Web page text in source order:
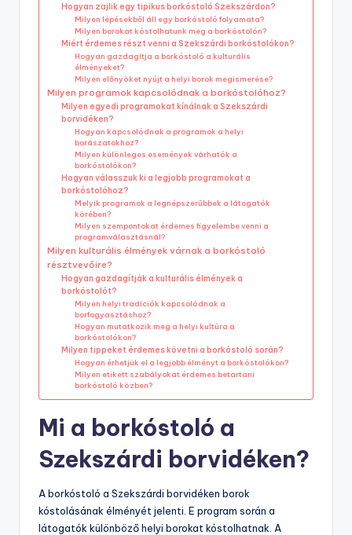
Hogyan zajlik egy tipikus borkóstoló Szekszárdon?
Milyen lépésekből áll egy borkóstoló folyamata?
Milyen borokat kóstolhatunk meg a borkóstolón?
Miért érdemes részt venni a Szekszárdi borkóstolókon?
Hogyan gazdagítja a borkóstoló a kulturális
élményeket?
Milyen előnyöket nyújt a helyi borok megismerése?
Milyen programok kapcsolódnak a borkóstolóhoz?
Milyen egyedi programokat kínálnak a Szekszárdi
borvidéken?
Hogyan kapcsolódnak a programok a helyi
borászatokhoz?
Milyen különleges események várhatók a
borkóstolókon?
Hogyan válasszuk ki a legjobb programokat a
borkóstolóhoz?
Melyik programok a legnépszerűbbek a látogatók
körében?
Milyen szempontokat érdemes figyelembe venni a
programválasztásnál?
Milyen kulturális élmények várnak a borkóstoló
résztvevőire?
Hogyan gazdagítják a kulturális élmények a
borkóstolót?
Milyen helyi tradíciók kapcsolódnak a
borfogyasztáshoz?
Hogyan mutatkozik meg a helyi kultúra a
borkóstolókon?
Milyen tippeket érdemes követni a borkóstoló során?
Hogyan érhetjük el a legjobb élményt a borkóstolókon?
Milyen etikett szabályokat érdemes betartani
borkóstoló közben?
Mi a borkóstoló a
Szekszárdi borvidéken?
A borkóstoló a Szekszárdi borvidéken borok
kóstolásának élményét jelenti. E program során a
látogatók különböző helyi borokat kóstolhatnak. A